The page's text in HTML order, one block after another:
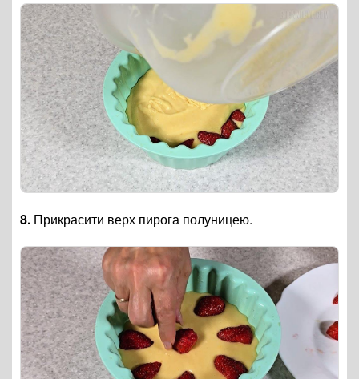
8. Прикрасити верх пирога полуницею.